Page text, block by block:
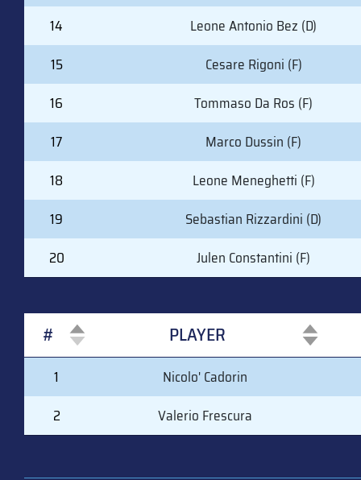
14
Leone Antonio Bez (D)
15
Cesare Rigoni (F)
16
Tommaso Da Ros (F)
17
Marco Dussin (F)
18
Leone Meneghetti (F)
19
Sebastian Rizzardini (D)
20
Julen Constantini (F)
# PLAYER
PLAYER
1 Nicolo' Cadorin
2
Valerio Frescura